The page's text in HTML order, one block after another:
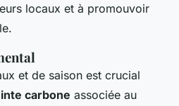
locaux et à promouvoir
et de saison est crucial
carbone associée au